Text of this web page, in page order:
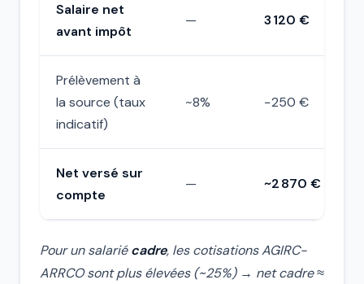
Salaire net
avant impôt
— 3 120 €
Prélèvement à
la source (taux
indicatif)
~8% −250 €
Net versé sur
compte
— ~2 870 €
Pour un salariécadre, les cotisations AGIRC-
ARRCO sont plus élevées (~25%) → net cadre ≈